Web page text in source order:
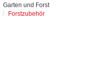
Garten und Forst
Forstzubehör